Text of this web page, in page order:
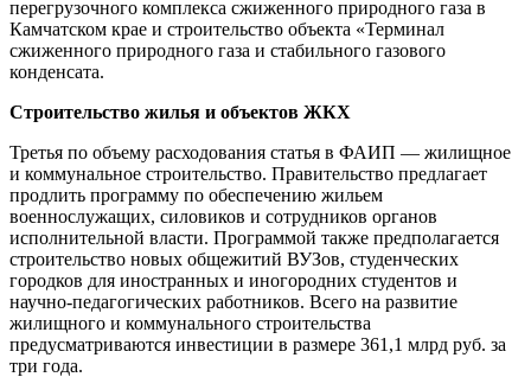
перегрузочного комплекса сжиженного природного газа в
Камчатском крае и строительство объекта «Терминал
сжиженного природного газа и стабильного газового
конденсата.
Строительство жилья и объектов ЖКХ
Третья по объему расходования статья в ФАИП — жилищное
и коммунальное строительство. Правительство предлагает
продлить программу по обеспечению жильем
военнослужащих, силовиков и сотрудников органов
исполнительной власти. Программой также предполагается
строительство новых общежитий ВУЗов, студенческих
городков для иностранных и иногородних студентов и
научно-педагогических работников. Всего на развитие
жилищного и коммунального строительства
предусматриваются инвестиции в размере 361,1 млрд руб. за
три года.